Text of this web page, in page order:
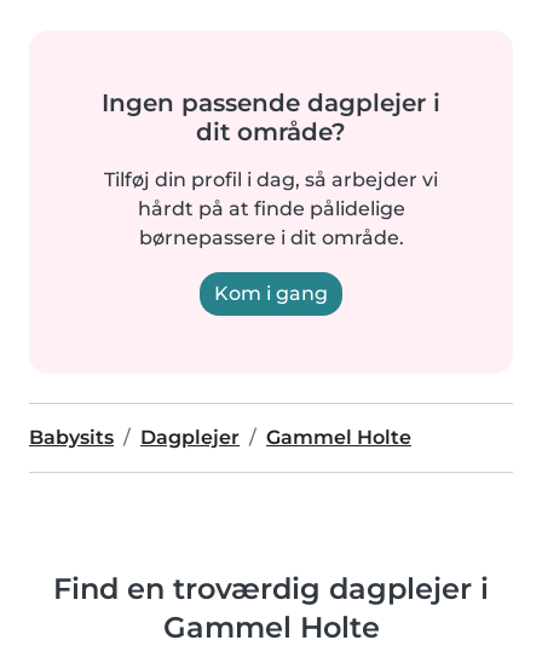
Ingen passende dagplejer i
dit område?
Tilføj din profil i dag, så arbejder vi
hårdt på at finde pålidelige
børnepassere i dit område.
Kom i gang
Babysits Dagplejer Gammel Holte
Find en troværdig dagplejer i
Gammel Holte